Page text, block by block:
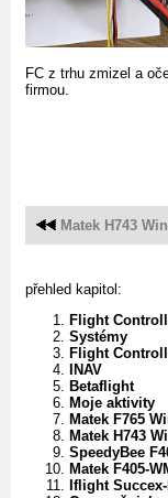
FC z trhu zmizel a
firmou.
Matek H743
přehled kapitol:
Flight
Systémy
Flight
INAV
Betaflight
Moje aktivity
Matek F765
Matek H743
SpeedyBee
Matek F405-
Iflight